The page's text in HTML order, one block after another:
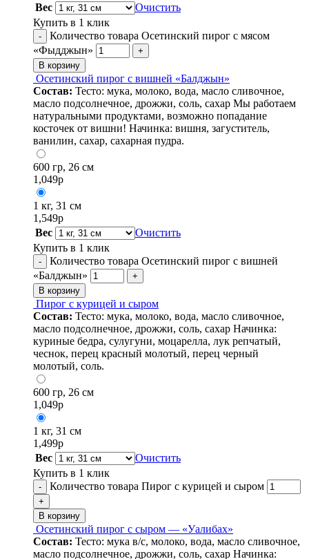
Вес
Очистить
Купить в 1 клик
-
Количество товара Осетинский пирог с мясом
«Фыдджын»
+
В корзину
Осетинский пирог с вишней «Балджын»
Состав: Тесто: мука, молоко, вода, масло сливочное,
масло подсолнечное, дрожжи, соль, сахар Мы работаем
натуральными продуктами, возможно попадание
косточек от вишни! Начинка: вишня, загуститель,
ванилин, сахар, сахарная пудра.
600 гр, 26 см
1,049р
1 кг, 31 см
1,549р
Вес
Очистить
Купить в 1 клик
-
Количество товара Осетинский пирог с вишней
«Балджын»
+
В корзину
Пирог с курицей и сыром
Состав: Тесто: мука, молоко, вода, масло сливочное,
масло подсолнечное, дрожжи, соль, сахар Начинка:
куриные бедра, сулугуни, моцарелла, лук репчатый,
чеснок, перец красный молотый, перец черный
молотый, соль.
600 гр, 26 см
1,049р
1 кг, 31 см
1,499р
Вес
Очистить
Купить в 1 клик
- Количество товара Пирог с курицей и сыром
+
В корзину
Осетинский пирог с сыром — «Уалибах»
Состав: Тесто: мука в/с, молоко, вода, масло сливочное,
масло подсолнечное, дрожжи, соль, сахар Начинка: